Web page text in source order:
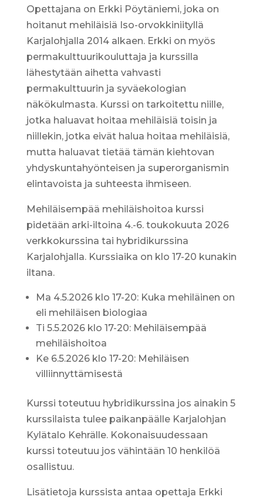
Opettajana on Erkki Pöytäniemi, joka on
hoitanut mehiläisiä Iso-orvokkiniityllä
Karjalohjalla 2014 alkaen. Erkki on myös
permakulttuurikouluttaja ja kurssilla
lähestytään aihetta vahvasti
permakulttuurin ja syväekologian
näkökulmasta. Kurssi on tarkoitettu niille,
jotka haluavat hoitaa mehiläisiä toisin ja
niillekin, jotka eivät halua hoitaa mehiläisiä,
mutta haluavat tietää tämän kiehtovan
yhdyskuntahyönteisen ja superorganismin
elintavoista ja suhteesta ihmiseen.
Mehiläisempää mehiläishoitoa kurssi
pidetään arki-iltoina 4.-6. toukokuuta 2026
verkkokurssina tai hybridikurssina
Karjalohjalla. Kurssiaika on klo 17-20 kunakin
iltana.
Ma 4.5.2026 klo 17-20: Kuka mehiläinen on
eli mehiläisen biologiaa
Ti 5.5.2026 klo 17-20: Mehiläisempää
mehiläishoitoa
Ke 6.5.2026 klo 17-20: Mehiläisen
villiinnyttämisestä
Kurssi toteutuu hybridikurssina jos ainakin 5
kurssilaista tulee paikanpäälle Karjalohjan
Kylätalo Kehrälle. Kokonaisuudessaan
kurssi toteutuu jos vähintään 10 henkilöä
osallistuu.
Lisätietoja kurssista antaa opettaja Erkki